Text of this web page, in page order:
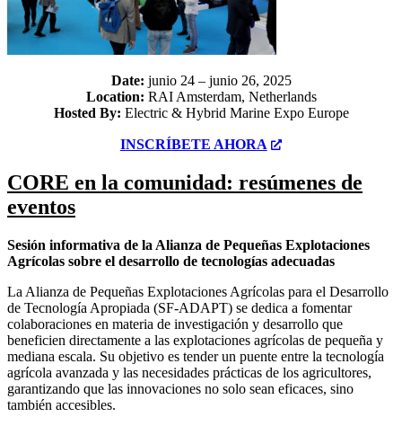
Date: junio 24 – junio 26, 2025
Location: RAI Amsterdam, Netherlands
Hosted By: Electric & Hybrid Marine Expo Europe
INSCRÍBETE AHORA
CORE en la comunidad: resúmenes de
eventos
Sesión informativa de la Alianza de Pequeñas Explotaciones
Agrícolas sobre el desarrollo de tecnologías adecuadas
La Alianza de Pequeñas Explotaciones Agrícolas para el Desarrollo
de Tecnología Apropiada (SF-ADAPT) se dedica a fomentar
colaboraciones en materia de investigación y desarrollo que
beneficien directamente a las explotaciones agrícolas de pequeña y
mediana escala. Su objetivo es tender un puente entre la tecnología
agrícola avanzada y las necesidades prácticas de los agricultores,
garantizando que las innovaciones no solo sean eficaces, sino
también accesibles.